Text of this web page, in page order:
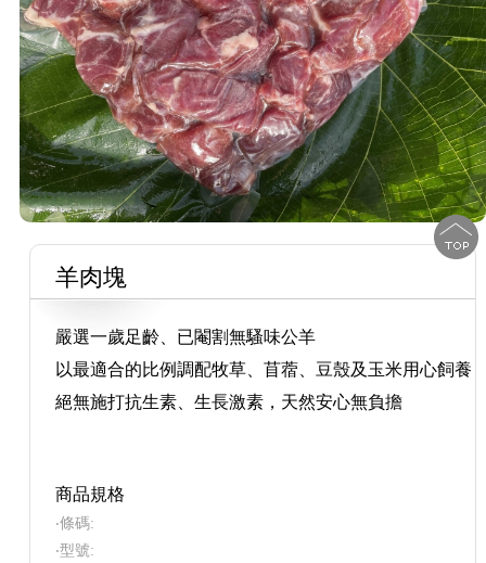
羊肉塊
嚴選一歲足齡、已閹割無騷味公羊
以最適合的比例調配牧草、苜蓿、豆殼及玉米用心飼養
絕無施打抗生素、生長激素，天然安心無負擔
商品規格
‧條碼:
‧型號: